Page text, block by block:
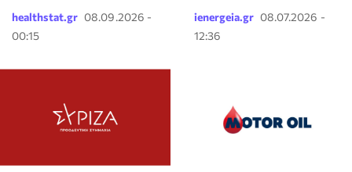
healthstat.gr 08.09.2026 -
00:15
ienergeia.gr 08.07.2026 -
12:36